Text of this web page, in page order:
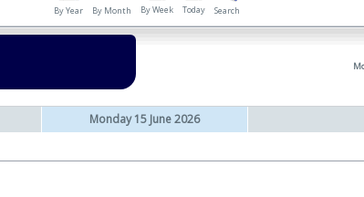
By Year By Month By Week Today Search
Monday 15 June 2026